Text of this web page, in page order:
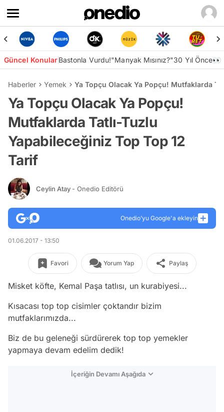
Güncel KonularBastonla Vurdu!"Manyak Mısınız?"30 Yıl Önce👀
Haberler Yemek Ya Topçu Olacak Ya Popçu! Mutfaklarda
Ya Topçu Olacak Ya Popçu!
Mutfaklarda Tatlı-Tuzlu
Yapabileceğiniz Top Top 12
Tarif
Ceylin Atay - Onedio Editörü
Onedio’yu Google'a ekleyin
01.06.2017 - 13:50
Favori Yorum Yap Paylaş
Misket köfte, Kemal Paşa tatlısı, un kurabiyesi...
Kısacası top top cisimler çoktandır bizim
mutfaklarımızda...
Biz de bu geleneği sürdürerek top top yemekler
yapmaya devam edelim dedik!
İçeriğin Devamı Aşağıda